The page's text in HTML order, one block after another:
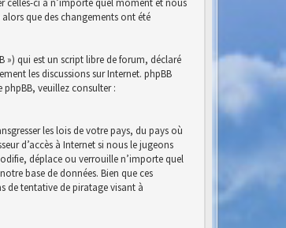
celles-ci à n’importe quel moment et nous
que des changements ont été
») qui est un script libre de forum, déclaré
les discussions sur Internet. phpBB
veuillez consulter :
les lois de votre pays, du pays où
d’accès à Internet si nous le jugeons
déplace ou verrouille n’importe quel
base de données. Bien que ces
de tentative de piratage visant à